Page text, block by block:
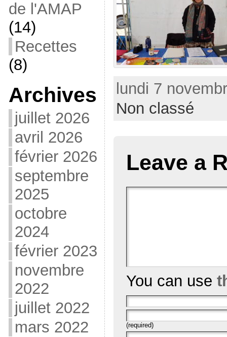
de l'AMAP
(14)
Recettes
(8)
Archives
juillet 2026
avril 2026
février 2026
septembre
2025
octobre
2024
février 2023
novembre
2022
juillet 2022
mars 2022
lundi 7
Non classé
Leave a
You can use
(required)